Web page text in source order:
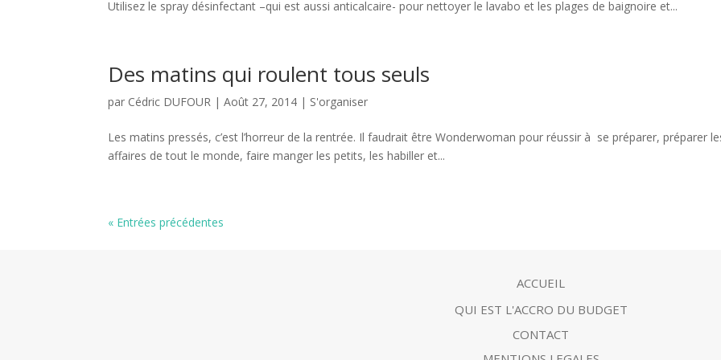
Utilisez le spray désinfectant –qui est aussi anticalcaire- pour nettoyer le lavabo et les plages de baignoire et...
Des matins qui roulent tous seuls
par Cédric DUFOUR |Août 27, 2014 | S'organiser
Les matins pressés, c’est l’horreur de la rentrée. Il faudrait être Wonderwoman pour réussir à se préparer, préparer
affaires de tout le monde, faire manger les petits, les habiller et...
« Entrées précédentes
ACCUEIL
QUI EST L'ACCRO DU BUDGET
CONTACT